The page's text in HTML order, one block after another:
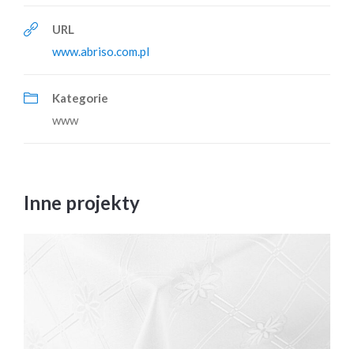
URL
www.abriso.com.pl
Kategorie
www
Inne projekty